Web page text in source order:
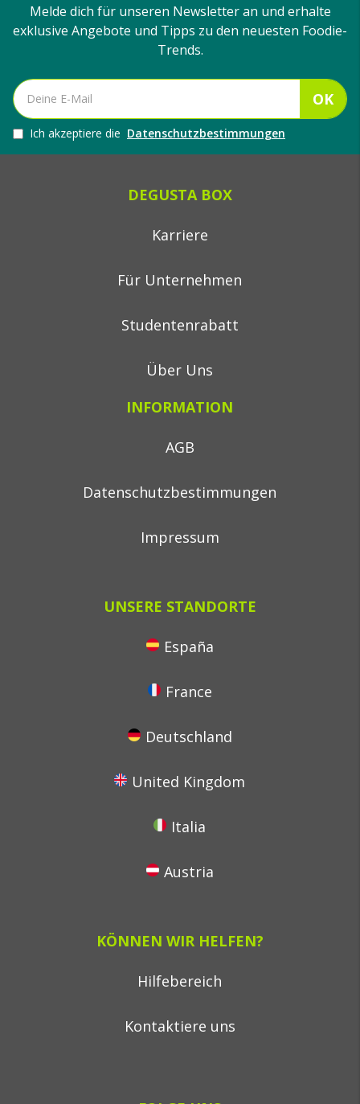
Melde dich für unseren Newsletter an und erhalte
exklusive Angebote und Tipps zu den neuesten Foodie-
Trends.
OK
Ich akzeptiere die Datenschutzbestimmungen
DEGUSTA BOX
Karriere
Für Unternehmen
Studentenrabatt
Über Uns
INFORMATION
AGB
Datenschutzbestimmungen
Impressum
UNSERE STANDORTE
España
France
Deutschland
United Kingdom
Italia
Austria
KÖNNEN WIR HELFEN?
Hilfebereich
Kontaktiere uns